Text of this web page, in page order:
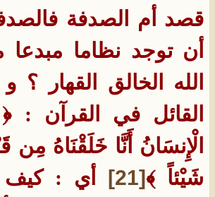
قصد أم الصدفة
أن توجد نظاما مبدعا
الله الخالق القهار ؟
القائل في القرآن : ﴿
الْإِنسَانُ أَنَّا خَلَقْنَاهُ
شَيْئاً ﴾[21]
أي : كيف